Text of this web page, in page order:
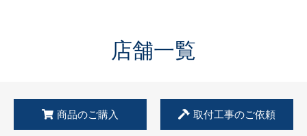
店舗一覧
商品のご購入 取付工事のご依頼